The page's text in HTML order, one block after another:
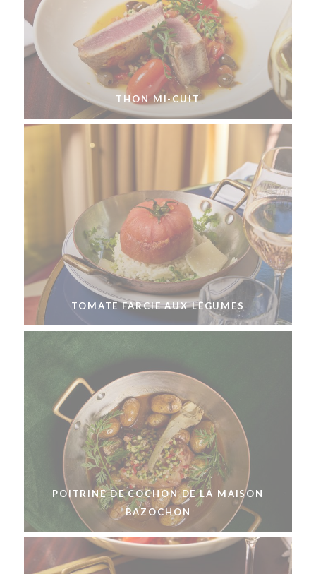
THON MI-CUIT
TOMATE FARCIE AUX LÉGUMES
POITRINE DE COCHON DE LA MAISON
BAZOCHON